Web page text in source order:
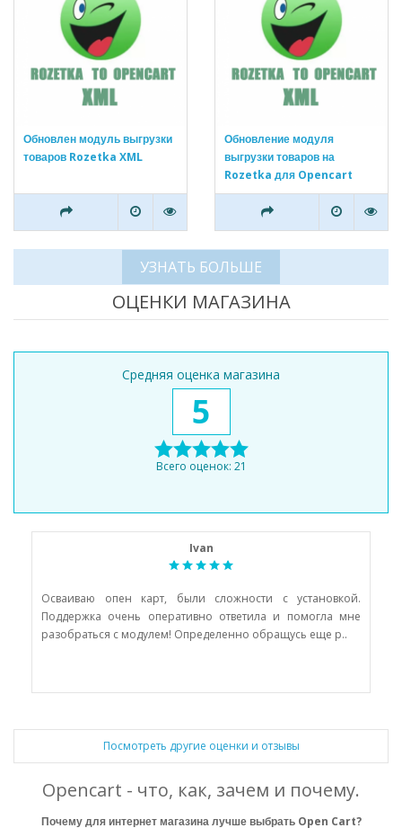
Обновлен модуль выгрузки
товаров Rozetka XML
Обновление модуля
выгрузки товаров на
Rozetka для Opencart
УЗНАТЬ БОЛЬШЕ
ОЦЕНКИ МАГАЗИНА
Средняя оценка магазина
5
Всего оценок: 21
Ivan
Осваиваю опен карт, были сложности с установкой.
Поддержка очень оперативно ответила и помогла мне
разобраться с модулем! Определенно обращусь еще р..
Посмотреть другие оценки и отзывы
Opencart - что, как, зачем и почему.
Почему для интернет магазина лучше выбрать Open Cart?